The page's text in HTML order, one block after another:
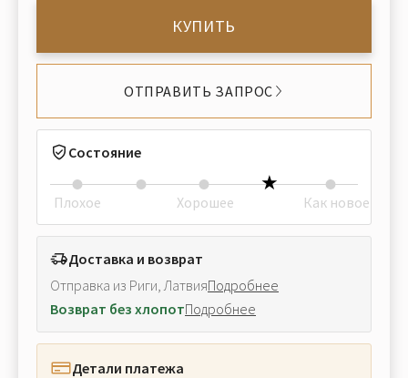
КУПИТЬ
ОТПРАВИТЬ ЗАПРОС
Состояние
Плохое Хорошее Как новое
Доставка и возврат
Отправка из Риги, ЛатвияПодробнее
Возврат без хлопотПодробнее
Детали платежа